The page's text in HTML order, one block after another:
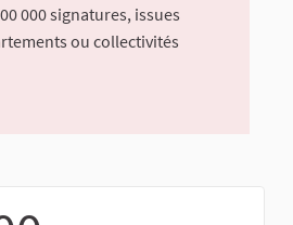
000 signatures, issues
ou collectivités